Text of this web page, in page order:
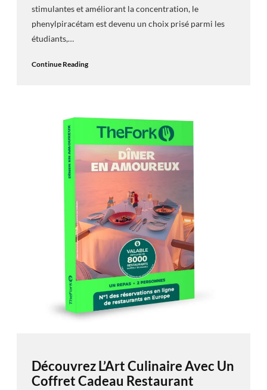
stimulantes et améliorant la concentration, le
phenylpiracétam est devenu un choix prisé parmi les
étudiants,…
Continue Reading
Découvrez L’Art Culinaire Avec Un
Coffret Cadeau Restaurant